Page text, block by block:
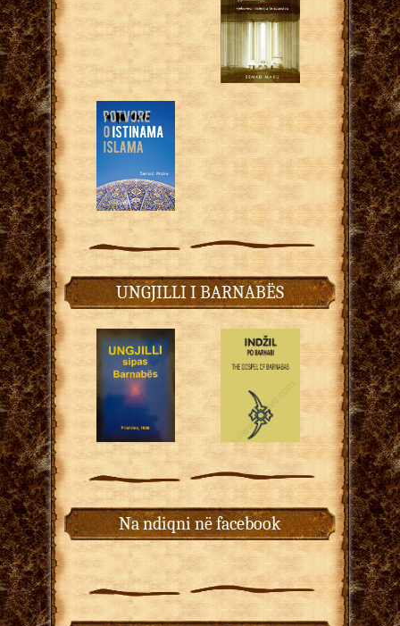
UNGJILLI I BARNABËS
Na ndiqni në facebook